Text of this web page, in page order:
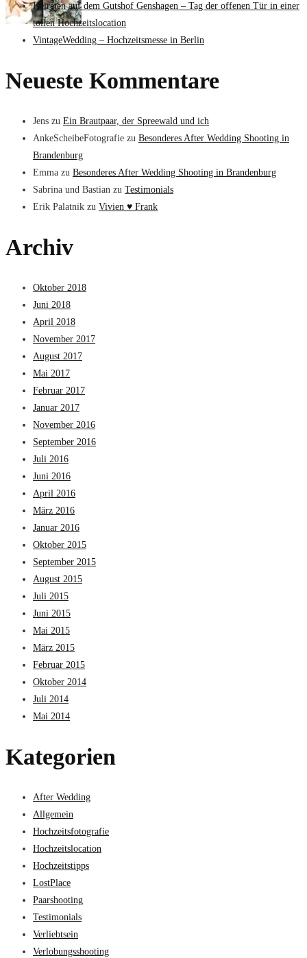
Heiraten auf dem Gutshof Genshagen – Tag der offenen Tür in einer
tollen Hochzeitslocation
VintageWedding – Hochzeitsmesse in Berlin
Neueste Kommentare
Jens zu Ein Brautpaar, der Spreewald und ich
AnkeScheibeFotografie zu Besonderes After Wedding Shooting in
Brandenburg
Emma zu Besonderes After Wedding Shooting in Brandenburg
Sabrina und Bastian zu Testimonials
Erik Palatnik zu Vivien ♥ Frank
Archiv
Oktober 2018
Juni 2018
April 2018
November 2017
August 2017
Mai 2017
Februar 2017
Januar 2017
November 2016
September 2016
Juli 2016
Juni 2016
April 2016
März 2016
Januar 2016
Oktober 2015
September 2015
August 2015
Juli 2015
Juni 2015
Mai 2015
März 2015
Februar 2015
Oktober 2014
Juli 2014
Mai 2014
Kategorien
After Wedding
Allgemein
Hochzeitsfotografie
Hochzeitslocation
Hochzeitstipps
LostPlace
Paarshooting
Testimonials
Verliebtsein
Verlobungsshooting